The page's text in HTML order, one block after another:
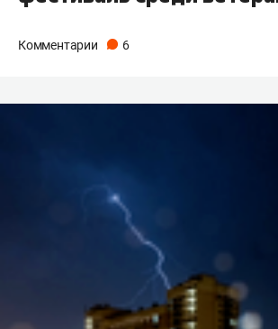
Комментарии 6